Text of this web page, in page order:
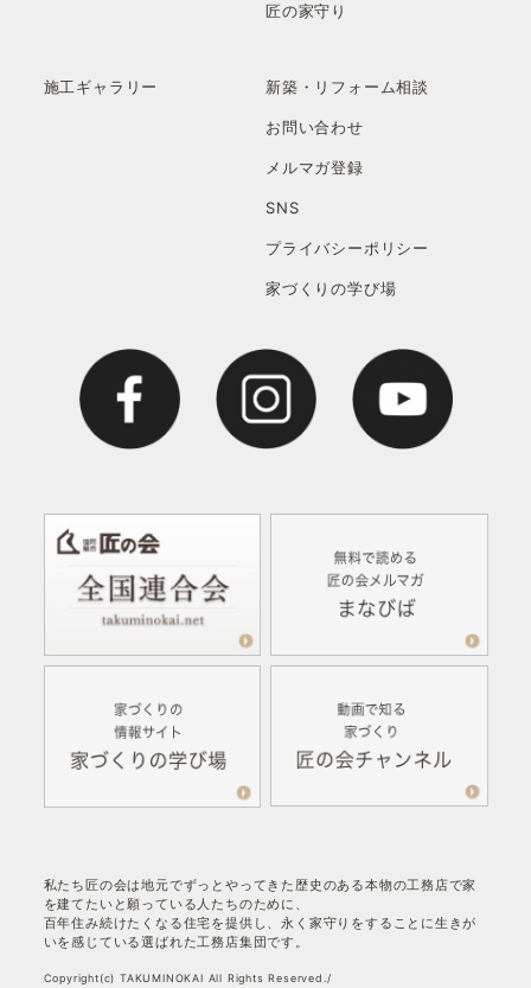
匠の家守り
施工ギャラリー 新築・リフォーム相談
お問い合わせ
メルマガ登録
SNS
プライバシーポリシー
家づくりの学び場
私たち匠の会は地元でずっとやってきた歴史のある本物の工務店で家
を建てたいと願っている人たちのために、
百年住み続けたくなる住宅を提供し、永く家守りをすることに生きが
いを感じている選ばれた工務店集団です。
Copyright(c) TAKUMINOKAI All Rights Reserved./